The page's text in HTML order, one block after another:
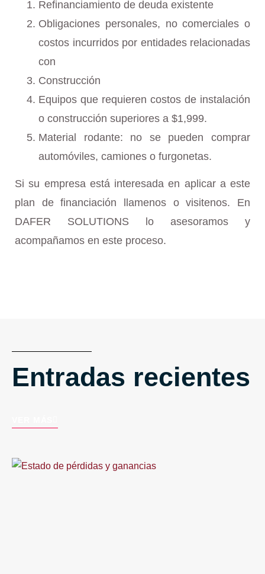
Refinanciamiento de deuda existente
Obligaciones personales, no comerciales o
costos incurridos por entidades relacionadas
con
Construcción
Equipos que requieren costos de instalación
o construcción superiores a $1,999.
Material rodante: no se pueden comprar
automóviles, camiones o furgonetas.
Si su empresa está interesada en aplicar a este
plan de financiación llamenos o visitenos. En
DAFER SOLUTIONS lo asesoramos y
acompañamos en este proceso.
Entradas recientes